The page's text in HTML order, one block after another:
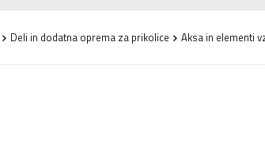
Deli in dodatna oprema za prikolice Aksa in elementi